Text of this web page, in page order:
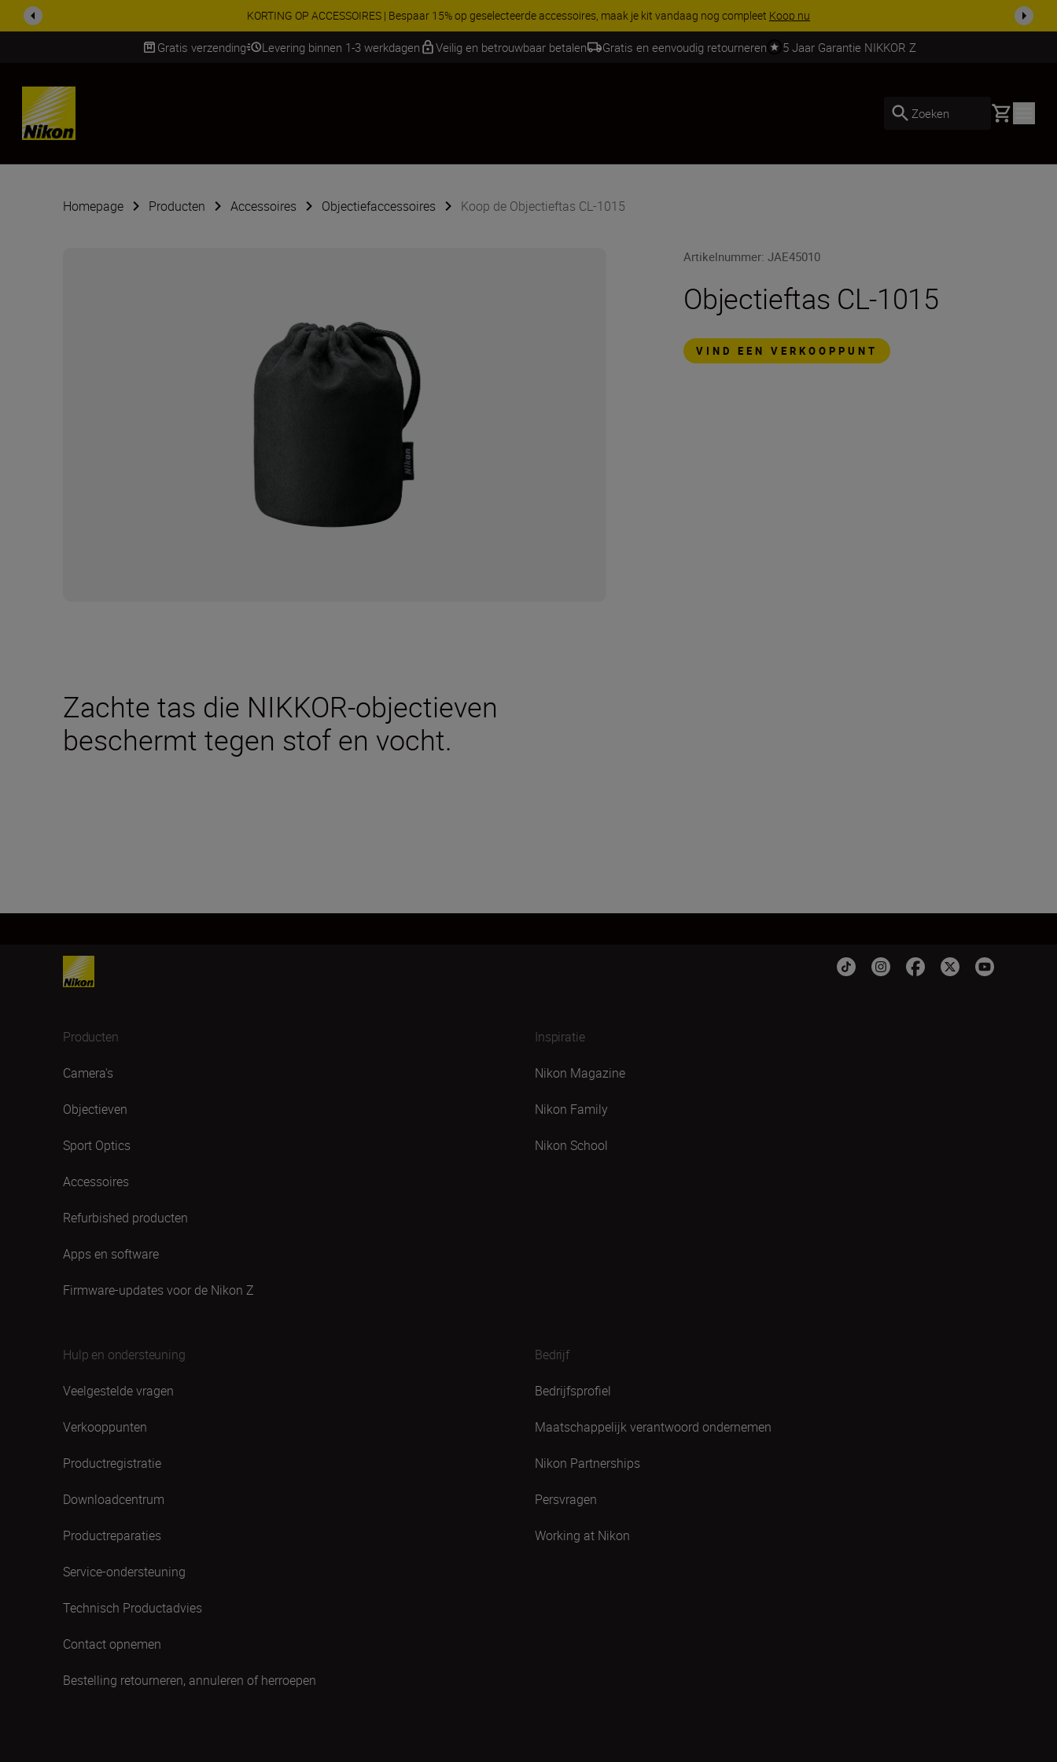
KORTING OP ACCESSOIRES | Bespaar 15% op geselecteerde accessoires, maak je kit vandaag nog compleet Koop nu
Gratis verzending Levering binnen 1-3 werkdagen Veilig en betrouwbaar betalen Gratis en eenvoudig retourneren 5 Jaar Garantie NIKKOR Z
Skip
Zoeken Basket
Homepage Producten Accessoires Objectiefaccessoires Koop de Objectieftas CL-1015
Artikelnummer:JAE45010
Objectieftas CL-1015
VIND EEN VERKOOPPUNT
Zachte tas die NIKKOR-objectieven
beschermt tegen stof en vocht.
Producten
Camera's
Objectieven
Sport Optics
Accessoires
Refurbished producten
Apps en software
Firmware-updates voor de Nikon Z
Inspiratie
Nikon Magazine
Nikon Family
Nikon School
Hulp en ondersteuning
Veelgestelde vragen
Verkooppunten
Productregistratie
Downloadcentrum
Productreparaties
Service-ondersteuning
Technisch Productadvies
Contact opnemen
Bestelling retourneren, annuleren of herroepen
Bedrijf
Bedrijfsprofiel
Maatschappelijk verantwoord ondernemen
Nikon Partnerships
Persvragen
Working at Nikon